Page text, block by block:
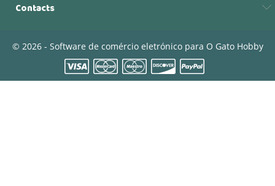
Contacts
© 2026 - Software de comércio eletrónico para O Gato Hobby